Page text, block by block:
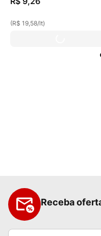
(R$ 19,58/lt)
Receba